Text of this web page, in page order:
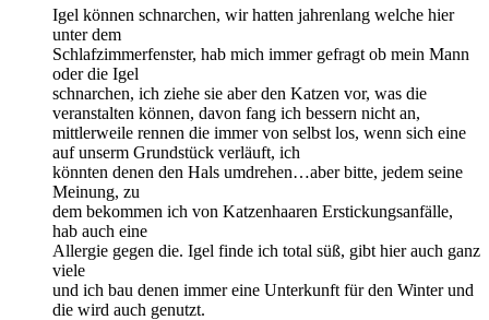
Igel können schnarchen, wir hatten jahrenlang welche hier
unter dem
Schlafzimmerfenster, hab mich immer gefragt ob mein Mann
oder die Igel
schnarchen, ich ziehe sie aber den Katzen vor, was die
veranstalten können, davon fang ich bessern nicht an,
mittlerweile rennen die immer von selbst los, wenn sich eine
auf unserm Grundstück verläuft, ich
könnten denen den Hals umdrehen…aber bitte, jedem seine
Meinung, zu
dem bekommen ich von Katzenhaaren Erstickungsanfälle,
hab auch eine
Allergie gegen die. Igel finde ich total süß, gibt hier auch ganz
viele
und ich bau denen immer eine Unterkunft für den Winter und
die wird auch genutzt.